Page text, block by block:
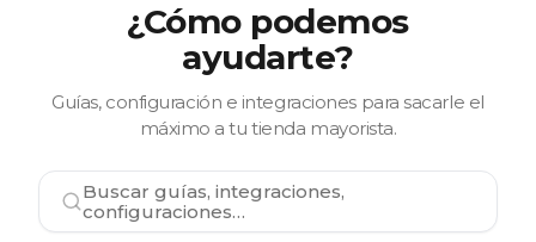
¿Cómo podemos
ayudarte?
Guías, configuración e integraciones para sacarle el
máximo a tu tienda mayorista.
Buscar guías, integraciones,
configuraciones…